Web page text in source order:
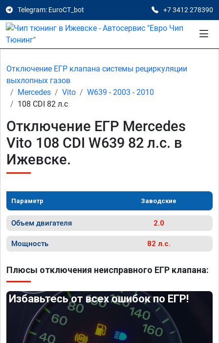
Telegram: EuroCT_bot +7 3412 278390
Отключение ЕГР клапана системы рециркуляции
выхлопных газов
Mercedes
Vito
W639 - 2003 - 2010
108 CDI 82 л.с
Отключение ЕГР Mercedes
Vito 108 CDI W639 82 л.с. в
Ижевске.
Параметр Заводские
Объем двигателя 2.0
Мощность 82 л.с.
Плюсы отключения неисправного ЕГР клапана:
Избавьтесь от всех ошибок по ЕГР!